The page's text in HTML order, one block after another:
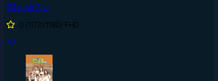
Đảo Hải Tặc
0 (1172/1190) FHD
#4